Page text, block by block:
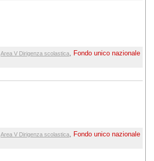
Area V Dirigenza scolastica, Fondo unico nazionale
Area V Dirigenza scolastica, Fondo unico nazionale